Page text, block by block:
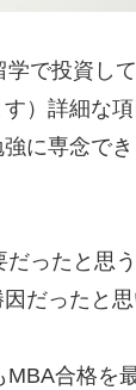
で投資し
）詳細な
に専念で
ったと思
だったと思
合格を